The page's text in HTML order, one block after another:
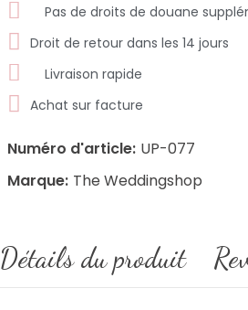
Pas de droits de douane
Droit de retour dans les 14 jours
Livraison rapide
Achat sur facture
Numéro d'article: UP-077
Marque: The Weddingshop
Détails du produit